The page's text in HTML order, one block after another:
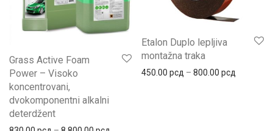
Grass Active Foam
Power – Visoko
koncentrovani,
dvokomponentni alkalni
deterdžent
Etalon Duplo lepljiva
montažna traka
450.00 рсд – 800.00 рсд